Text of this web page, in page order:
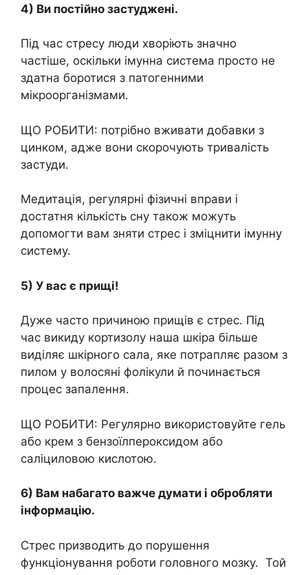
4) Ви постійно застуджені.
Під час стресу люди хворіють значно
частіше, оскільки імунна система просто не
здатна боротися з патогенними
мікроорганізмами.
ЩО РОБИТИ: потрібно вживати добавки з
цинком, адже вони скорочують тривалість
застуди.
Медитація, регулярні фізичні вправи і
достатня кількість сну також можуть
допомогти вам зняти стрес і зміцнити імунну
систему.
5) У вас є прищі!
Дуже часто причиною прищів є стрес. Під
час викиду кортизолу наша шкіра більше
виділяє шкірного сала, яке потрапляє разом з
пилом у волосяні фолікули й починається
процес запалення.
ЩО РОБИТИ: Регулярно використовуйте гель
або крем з бензоїлпероксидом або
саліциловою кислотою.
6) Вам набагато важче думати і обробляти
інформацію.
Стрес призводить до порушення
функціонування роботи головного мозку. Той